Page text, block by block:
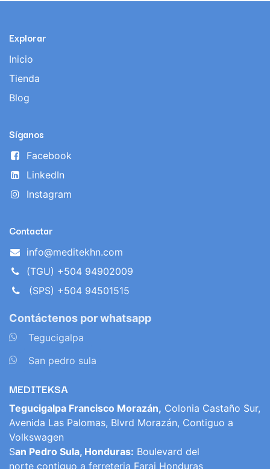
Explorar
Inicio
Tienda
Blog
Síganos
Facebook
LinkedIn
Instagram
Contactar
info@meditekhn.com
(TGU) +504 94902009
(SPS) +504 94501515
Contáctenos por whatsapp
Tegucigalpa
San pedro sula
MEDITEKSA
Tegucigalpa Francisco Morazán, Colonia Castaño Sur,
Avenida Las Palomas, Blvrd Morazán, Contiguo a
Volkswagen
San Pedro Sula, Honduras: Boulevard del
norte contiguo a ferreteria Faraj Honduras